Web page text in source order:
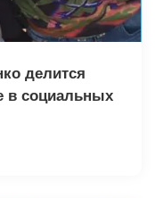
делится
в социальных